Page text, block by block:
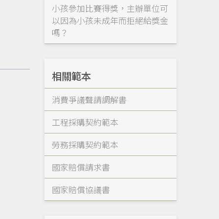
小孩參加比賽得獎，主辦單位可
以因為小孩未成年而拒絕給獎金
嗎？
相關範本
消費爭議聲請調解書
工程採購契約範本
勞務採購契約範本
國家賠償請求書
國家賠償協議書